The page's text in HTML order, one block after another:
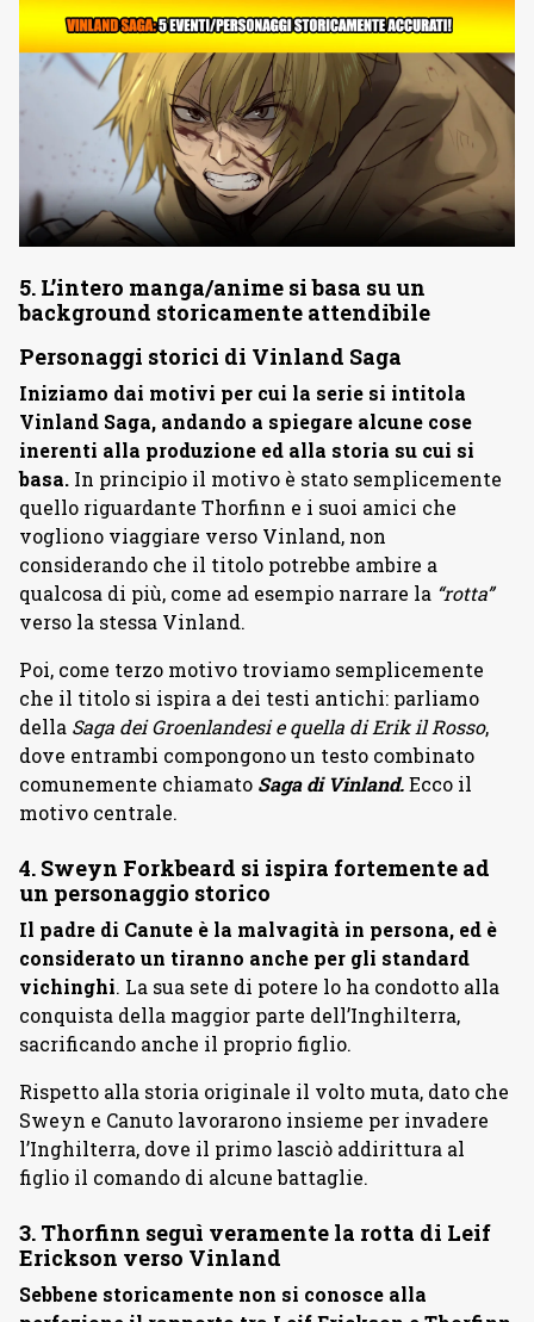
5. L’intero manga/anime si basa su un
background storicamente attendibile
Personaggi storici di Vinland Saga
Iniziamo dai motivi per cui la serie si intitola
Vinland Saga, andando a spiegare alcune cose
inerenti alla produzione ed alla storia su cui si
basa. In principio il motivo è stato semplicemente
quello riguardante Thorfinn e i suoi amici che
vogliono viaggiare verso Vinland, non
considerando che il titolo potrebbe ambire a
qualcosa di più, come ad esempio narrare la “rotta”
verso la stessa Vinland.
Poi, come terzo motivo troviamo semplicemente
che il titolo si ispira a dei testi antichi: parliamo
della Saga dei Groenlandesi e quella di Erik il Rosso,
dove entrambi compongono un testo combinato
comunemente chiamato Saga di Vinland.Ecco il
motivo centrale.
4. Sweyn Forkbeard si ispira fortemente ad
un personaggio storico
Il padre di Canute è la malvagità in persona, ed è
considerato un tiranno anche per gli standard
vichinghi. La sua sete di potere lo ha condotto alla
conquista della maggior parte dell’Inghilterra,
sacrificando anche il proprio figlio.
Rispetto alla storia originale il volto muta, dato che
Sweyn e Canuto lavorarono insieme per invadere
l’Inghilterra, dove il primo lasciò addirittura al
figlio il comando di alcune battaglie.
3. Thorfinn seguì veramente la rotta di Leif
Erickson verso Vinland
Sebbene storicamente non si conosce alla